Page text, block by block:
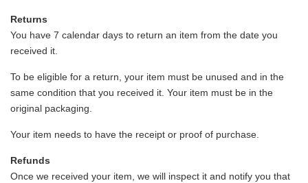
Returns
You have 7 calendar days to return an item from the date you
received it.
To be eligible for a return, your item must be unused and in the
same condition that you received it. Your item must be in the
original packaging.
Your item needs to have the receipt or proof of purchase.
Refunds
Once we received your item, we will inspect it and notify you that